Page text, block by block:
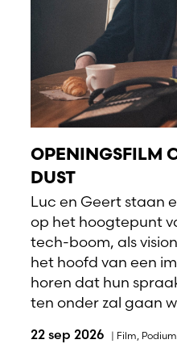
OPENINGSFILM
DUST
Luc en Geert staan
op het hoogtepunt
tech-boom, als
het hoofd van een
horen dat hun
ten onder zal gaan
22 sep 2026 | Film, Podium